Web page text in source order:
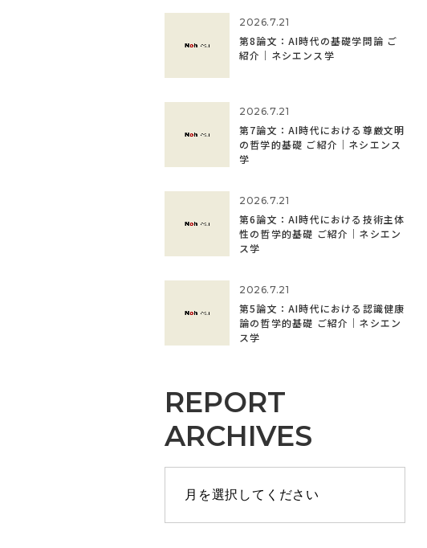
2026.7.21
第8論文：AI時代の基礎学問論 ご
紹介｜ネシエンス学
2026.7.21
第7論文：AI時代における尊厳文明
の哲学的基礎 ご紹介｜ネシエンス
学
2026.7.21
第6論文：AI時代における技術主体
性の哲学的基礎 ご紹介｜ネシエン
ス学
2026.7.21
第5論文：AI時代における認識健康
論の哲学的基礎 ご紹介｜ネシエン
ス学
REPORT
ARCHIVES